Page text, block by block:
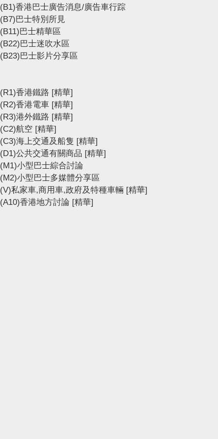
(B1)香港巴士廣告消息/廣告車行踪
(B7)巴士特別所見
(B11)巴士精華區
(B22)巴士迷吹水區
(B23)巴士影片分享區
(R1)香港鐵路 [精華]
(R2)香港電車 [精華]
(R3)港外鐵路 [精華]
(C2)航空 [精華]
(C3)海上交通及船隻 [精華]
(D1)公共交通有關商品 [精華]
(M1)小型巴士綜合討論
(M2)小型巴士多媒體分享區
(V)私家車,商用車,政府及特種車輛 [精華]
(A10)香港地方討論 [精華]